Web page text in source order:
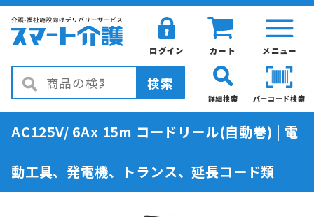
メニュー
カート
ログイン
検索
バーコード検索
詳細検索
AC125V/ 6Ax 15m コードリール(自動巻) | 電
動工具、発電機、トランス、延長コード類